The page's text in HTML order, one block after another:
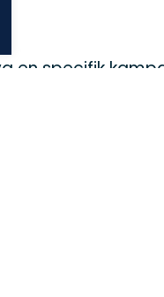
en specifik